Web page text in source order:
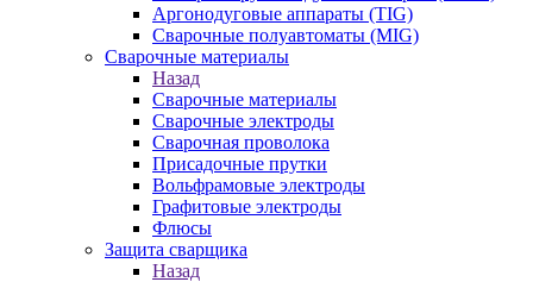
Аргонодуговые аппараты (TIG)
Сварочные полуавтоматы (MIG)
Сварочные материалы
Назад
Сварочные материалы
Сварочные электроды
Сварочная проволока
Присадочные прутки
Вольфрамовые электроды
Графитовые электроды
Флюсы
Защита сварщика
Назад